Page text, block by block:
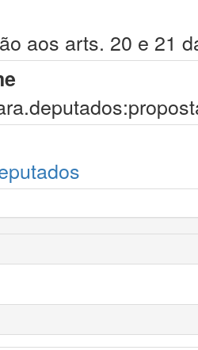
aos arts. 20 e 21